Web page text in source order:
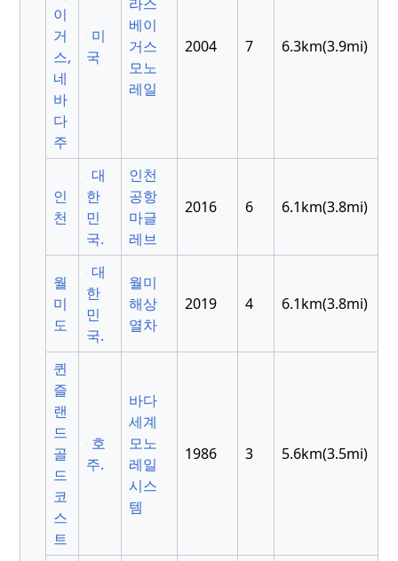
이
거
스,
네
바
다
주
미
국
베이
거스
모노
레일
2004 7 6.3km(3.9mi)
인
천
대
한
민
국.
인천
공항
마글
레브
2016 6 6.1km(3.8mi)
월
미
도
대
한
민
국.
월미
해상
열차
2019 4 6.1km(3.8mi)
퀸
즐
랜
드
골
드
코
스
트
호
주.
바다
세계
모노
레일
시스
템
1986 3 5.6km(3.5mi)